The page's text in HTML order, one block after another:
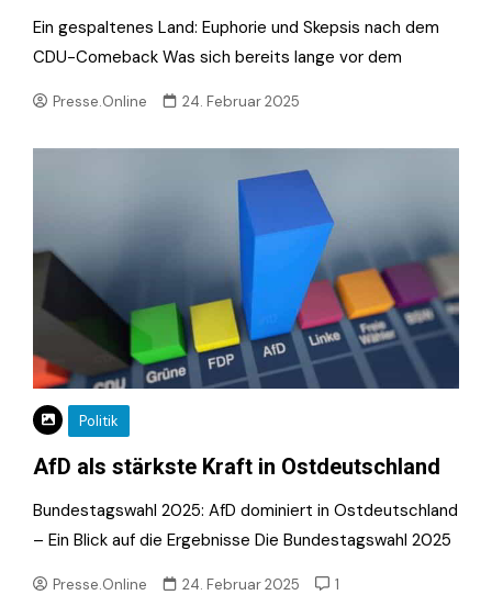
Ein gespaltenes Land: Euphorie und Skepsis nach dem
CDU-Comeback Was sich bereits lange vor dem
Presse.Online 24. Februar 2025
Politik
AfD als stärkste Kraft in Ostdeutschland
Bundestagswahl 2025: AfD dominiert in Ostdeutschland
– Ein Blick auf die Ergebnisse Die Bundestagswahl 2025
Presse.Online 24. Februar 2025 1